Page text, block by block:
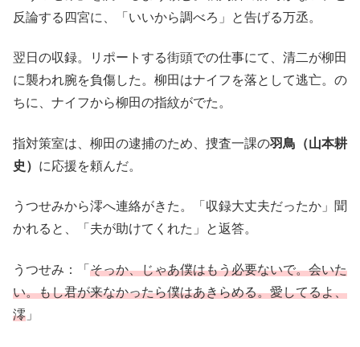
反論する四宮に、「いいから調べろ」と告げる万丞。
翌日の収録。リポートする街頭での仕事にて、清二が柳田
に襲われ腕を負傷した。柳田はナイフを落として逃亡。の
ちに、ナイフから柳田の指紋がでた。
指対策室は、柳田の逮捕のため、捜査一課の羽鳥（山本耕
史） に応援を頼んだ。
うつせみから澪へ連絡がきた。「収録大丈夫だったか」聞
かれると、「夫が助けてくれた」と返答。
うつせみ：「 そっか、じゃあ僕はもう必要ないで。会いた
い。もし君が来なかったら僕はあきらめる。愛してるよ、
澪 」